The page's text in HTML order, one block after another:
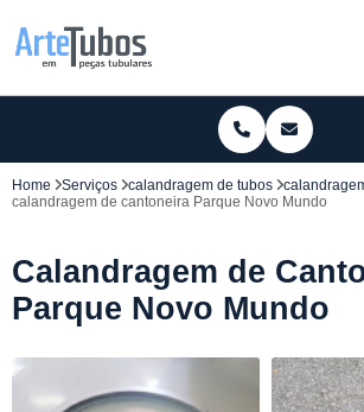
Home Serviços calandragem de tubos
calandragem de cantoneira Parque Novo Mundo
Calandragem de
Parque Novo Mundo